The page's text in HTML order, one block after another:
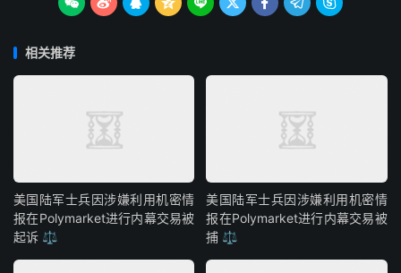
相关推荐
美国陆军士兵因涉嫌利用机密情
报在Polymarket进行内幕交易被
起诉 ⚖️
美国陆军士兵因涉嫌利用机密情
报在Polymarket进行内幕交易被
捕 ⚖️